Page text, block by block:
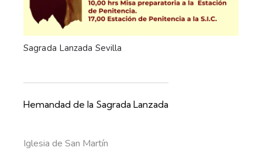
Sagrada Lanzada Sevilla
Hemandad de la Sagrada Lanzada
Iglesia de San Martín